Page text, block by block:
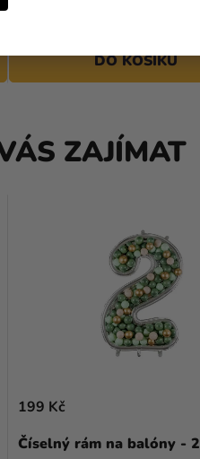
DO KOŠÍKU
ZAJÍMAT
Číselný rám na balóny - 2
199 Kč